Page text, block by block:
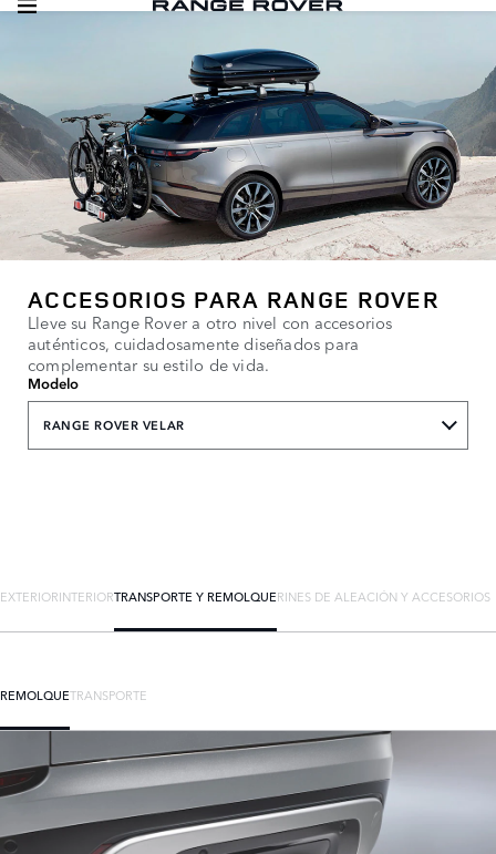
ACCESORIOS PARA RANGE ROVER
Lleve su Range Rover a otro nivel con accesorios
auténticos, cuidadosamente diseñados para
complementar su estilo de vida.
Modelo
RANGE ROVER VELAR
EXTERIORINTERIORTRANSPORTE Y REMOLQUERINES DE ALEACIÓN Y ACCESORIOS
REMOLQUETRANSPORTE